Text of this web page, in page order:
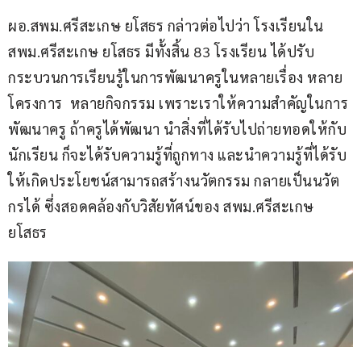
ผอ.สพม.ศรีสะเกษ ยโสธร กล่าวต่อไปว่า โรงเรียนใน
สพม.ศรีสะเกษ ยโสธร มีทั้งสิ้น 83 โรงเรียน ได้ปรับ
กระบวนการเรียนรู้ในการพัฒนาครูในหลายเรื่อง หลาย
โครงการ  หลายกิจกรรม เพราะเราให้ความสำคัญในการ
พัฒนาครู ถ้าครูได้พัฒนา นำสิ่งที่ได้รับไปถ่ายทอดให้กับ
นักเรียน ก็จะได้รับความรู้ที่ถูกทาง และนำความรู้ที่ได้รับ
ให้เกิดประโยชน์สามารถสร้างนวัตกรรม กลายเป็นนวัต
กรได้ ซึ่งสอดคล้องกับวิสัยทัศน์ของ สพม.ศรีสะเกษ
ยโสธร